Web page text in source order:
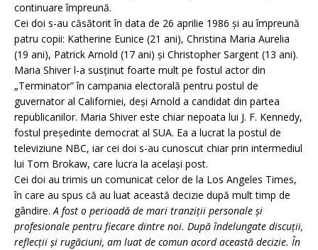
continuare împreună.
Cei doi s-au căsătorit în data de 26 aprilie 1986 şi au împreună
patru copii: Katherine Eunice (21 ani), Christina Maria Aurelia
(19 ani), Patrick Arnold (17 ani) şi Christopher Sargent (13 ani).
Maria Shiver l-a susţinut foarte mult pe fostul actor din
„Terminator” în campania electorală pentru postul de
guvernator al Californiei, deşi Arnold a candidat din partea
republicanilor. Maria Shiver este chiar nepoata lui J. F. Kennedy,
fostul preşedinte democrat al SUA. Ea a lucrat la postul de
televiziune NBC, iar cei doi s-au cunoscut chiar prin intermediul
lui Tom Brokaw, care lucra la acelaşi post.
Cei doi au trimis un comunicat celor de la Los Angeles Times,
în care au spus că au luat această decizie după mult timp de
gândire.A fost o perioadă de mari tranziţii personale şi
profesionale pentru fiecare dintre noi. După îndelungate discuţii,
reflecţii şi rugăciuni, am luat de comun acord această decizie. În